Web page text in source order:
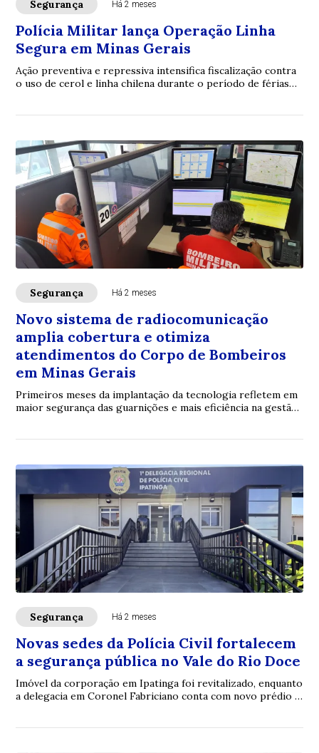
Segurança Há 2 meses
Polícia Militar lança Operação Linha
Segura em Minas Gerais
Ação preventiva e repressiva intensifica fiscalização contra
o uso de cerol e linha chilena durante o período de férias
Segurança Há 2 meses
Novo sistema de radiocomunicação
amplia cobertura e otimiza
atendimentos do Corpo de Bombeiros
em Minas Gerais
Primeiros meses da implantação da tecnologia refletem em
maior segurança das guarnições e mais eficiência na gestão
Segurança Há 2 meses
Novas sedes da Polícia Civil fortalecem
a segurança pública no Vale do Rio Doce
Imóvel da corporação em Ipatinga foi revitalizado, enquanto
a delegacia em Coronel Fabriciano conta com novo prédio e